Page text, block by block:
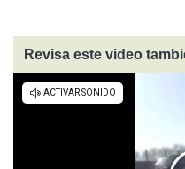
Revisa este video